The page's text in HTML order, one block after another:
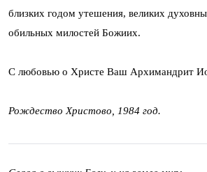
близких годом утешения, великих
обильных милостей Божиих.
С любовью о Христе Ваш Архимандрит
Рождество Христово, 1984 год.